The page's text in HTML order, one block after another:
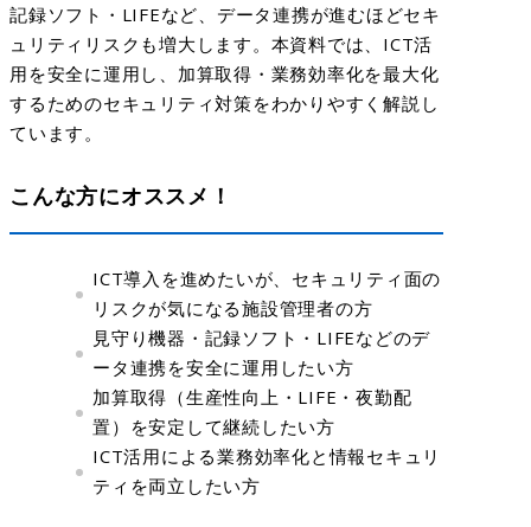
記録ソフト・LIFEなど、データ連携が進むほどセキ
ュリティリスクも増大します。本資料では、ICT活
用を安全に運用し、加算取得・業務効率化を最大化
するためのセキュリティ対策をわかりやすく解説し
ています。
こんな方にオススメ！
ICT導入を進めたいが、セキュリティ面の
リスクが気になる施設管理者の方
見守り機器・記録ソフト・LIFEなどのデ
ータ連携を安全に運用したい方
加算取得（生産性向上・LIFE・夜勤配
置）を安定して継続したい方
ICT活用による業務効率化と情報セキュリ
ティを両立したい方